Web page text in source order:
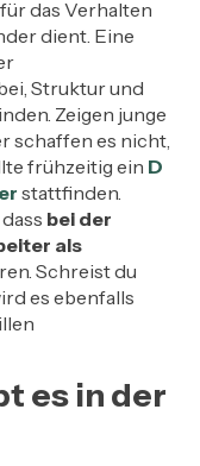
das Verhalten
dient. Eine
Struktur und
Zeigen junge
schaffen es nicht,
frühzeitig ein D
stattfinden.
bei der
als
Schreist du
es ebenfalls
es in der